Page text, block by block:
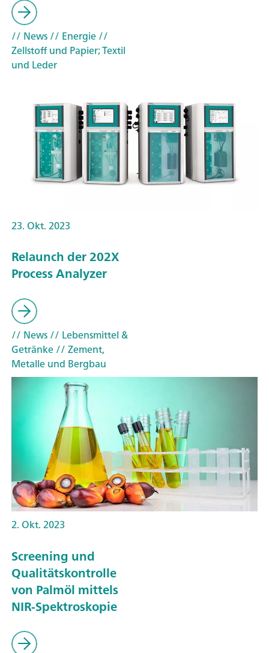
// News// Energie//
Zellstoff und Papier; Textil
und Leder
23. Okt. 2023
Relaunch der 202X
Process Analyzer
// News// Lebensmittel &
Getränke// Zement,
Metalle und Bergbau
2. Okt. 2023
Screening und
Qualitätskontrolle
von Palmöl mittels
NIR-Spektroskopie